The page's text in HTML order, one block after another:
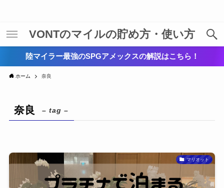
VONTのマイルの貯め方・使い方
陸マイラー最強のSPGアメックスの解説はこちら！
ホーム 奈良
奈良 – tag –
マリオット